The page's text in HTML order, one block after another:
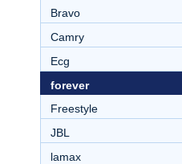
Bravo
Camry
Ecg
forever
Freestyle
JBL
lamax